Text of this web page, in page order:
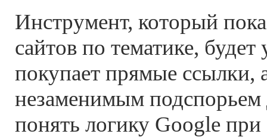
Инструмент, который
сайтов по тематике, будет
покупает прямые ссылки,
незаменимым
понять логику Google